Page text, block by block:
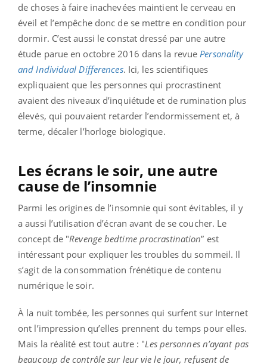
de choses à faire inachevées maintient le cerveau en
éveil et l’empêche donc de se mettre en condition pour
dormir. C’est aussi le constat dressé par une autre
étude parue en octobre 2016 dans la revue Personality
and Individual Differences. Ici, les scientifiques
expliquaient que les personnes qui procrastinent
avaient des niveaux d’inquiétude et de rumination plus
élevés, qui pouvaient retarder l’endormissement et, à
terme, décaler l’horloge biologique.
Les écrans le soir, une autre
cause de l’insomnie
Parmi les origines de l’insomnie qui sont évitables, il y
a aussi l’utilisation d’écran avant de se coucher. Le
concept de "Revenge bedtime procrastination” est
intéressant pour expliquer les troubles du sommeil. Il
s’agit de la consommation frénétique de contenu
numérique le soir.
À la nuit tombée, les personnes qui surfent sur Internet
ont l’impression qu’elles prennent du temps pour elles.
Mais la réalité est tout autre : "Les personnes n’ayant pas
beaucoup de contrôle sur leur vie le jour, refusent de